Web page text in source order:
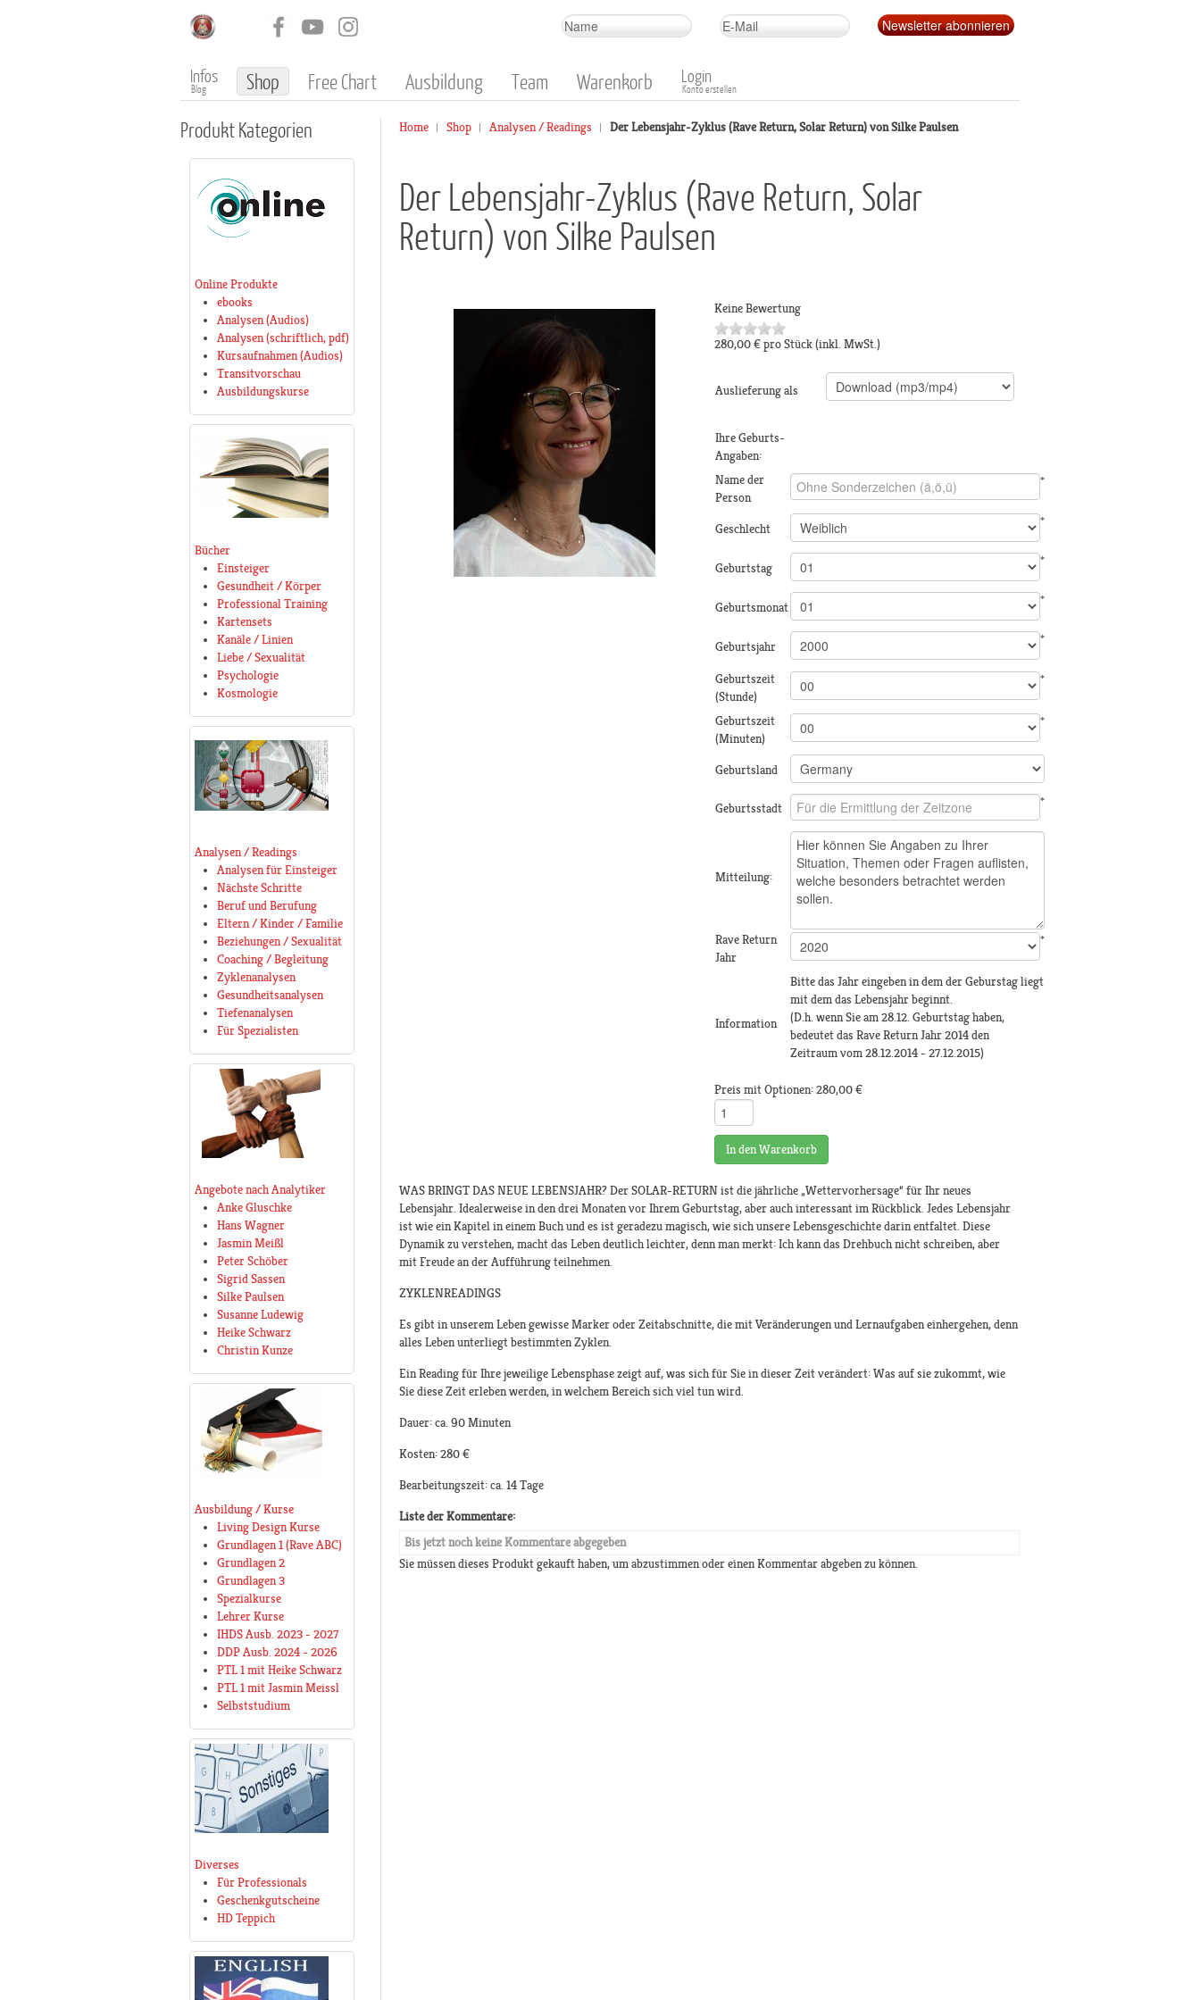
Infos
Blog Shop Free Chart Ausbildung Team Warenkorb Login
Konto erstellen
Home Shop Analysen / Readings Der Lebensjahr-Zyklus (Rave Return, Solar Return) von Silke Paulsen
Der Lebensjahr-Zyklus (Rave Return, Solar
Return) von Silke Paulsen
Keine Bewertung
280,00 € pro Stück(inkl. MwSt.)
Auslieferung als
Ihre Geburts-
Angaben:
Name der
Person
*
Geschlecht *
Geburtstag *
Geburtsmonat *
Geburtsjahr *
Geburtszeit
(Stunde)
*
Geburtszeit
(Minuten)
*
Geburtsland
Geburtsstadt *
Mitteilung:
Rave Return
Jahr
*
Information
Bitte das Jahr eingeben in dem der Geburstag liegt
mit dem das Lebensjahr beginnt.
(D.h. wenn Sie am 28.12. Geburtstag haben,
bedeutet das Rave Return Jahr 2014 den
Zeitraum vom 28.12.2014 - 27.12.2015)
Preis mit Optionen: 280,00 €
In den Warenkorb
WAS BRINGT DAS NEUE LEBENSJAHR? Der SOLAR-RETURN ist die jährliche „Wettervorhersage“ für Ihr neues
Lebensjahr. Idealerweise in den drei Monaten vor Ihrem Geburtstag, aber auch interessant im Rückblick. Jedes Lebensjahr
ist wie ein Kapitel in einem Buch und es ist geradezu magisch, wie sich unsere Lebensgeschichte darin entfaltet. Diese
Dynamik zu verstehen, macht das Leben deutlich leichter, denn man merkt: Ich kann das Drehbuch nicht schreiben, aber
mit Freude an der Aufführung teilnehmen.
ZYKLENREADINGS
Es gibt in unserem Leben gewisse Marker oder Zeitabschnitte, die mit Veränderungen und Lernaufgaben einhergehen, denn
alles Leben unterliegt bestimmten Zyklen.
Ein Reading für Ihre jeweilige Lebensphase zeigt auf, was sich für Sie in dieser Zeit verändert: Was auf sie zukommt, wie
Sie diese Zeit erleben werden, in welchem Bereich sich viel tun wird.
Dauer: ca. 90 Minuten
Kosten: 280 €
Bearbeitungszeit: ca. 14 Tage
Liste der Kommentare:
Bis jetzt noch keine Kommentare abgegeben
Sie müssen dieses Produkt gekauft haben, um abzustimmen oder einen Kommentar abgeben zu können.
ProduktKategorien
Online Produkte
ebooks
Analysen (Audios)
Analysen (schriftlich, pdf)
Kursaufnahmen (Audios)
Transitvorschau
Ausbildungskurse
Bücher
Einsteiger
Gesundheit / Körper
Professional Training
Kartensets
Kanäle / Linien
Liebe / Sexualität
Psychologie
Kosmologie
Analysen / Readings
Analysen für Einsteiger
Nächste Schritte
Beruf und Berufung
Eltern / Kinder / Familie
Beziehungen / Sexualität
Coaching / Begleitung
Zyklenanalysen
Gesundheitsanalysen
Tiefenanalysen
Für Spezialisten
Angebote nach Analytiker
Anke Gluschke
Hans Wagner
Jasmin Meißl
Peter Schöber
Sigrid Sassen
Silke Paulsen
Susanne Ludewig
Heike Schwarz
Christin Kunze
Ausbildung / Kurse
Living Design Kurse
Grundlagen 1 (Rave ABC)
Grundlagen 2
Grundlagen 3
Spezialkurse
Lehrer Kurse
IHDS Ausb. 2023 - 2027
DDP Ausb. 2024 - 2026
PTL 1 mit Heike Schwarz
PTL 1 mit Jasmin Meissl
Selbststudium
Diverses
Für Professionals
Geschenkgutscheine
HD Teppich